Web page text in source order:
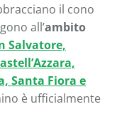
il cono
all’ambito
Salvatore,
Santa Fiora e
è ufficialmente